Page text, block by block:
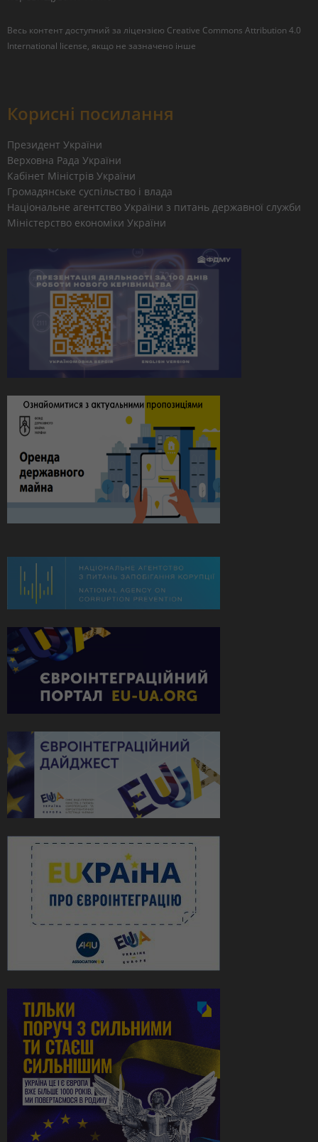
Весь контент доступний за ліцензією Creative Commons Attribution 4.0
International license, якщо не зазначено інше
Корисні посилання
Президент України
Верховна Рада України
Кабінет Міністрів України
Громадянське суспільство і влада
Національне агентство України з питань державної служби
Міністерство економіки України